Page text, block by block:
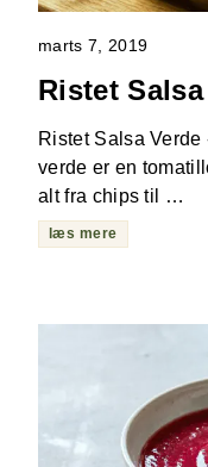
marts 7, 2019
Ristet
Ristet Salsa
verde er en
alt fra chips til …
læs mere